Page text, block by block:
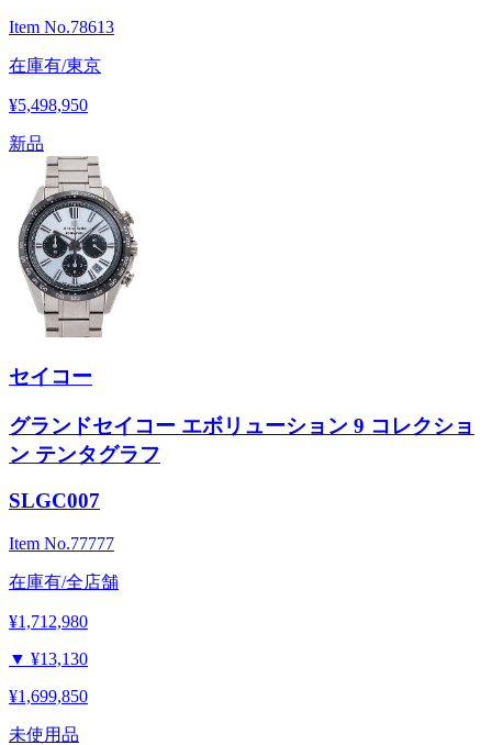
Item No.78613
在庫有/東京
¥5,498,950
新品
セイコー
グランドセイコー エボリューション 9 コレクショ
ン テンタグラフ
SLGC007
Item No.77777
在庫有/全店舗
¥1,712,980
▼ ¥13,130
¥1,699,850
未使用品